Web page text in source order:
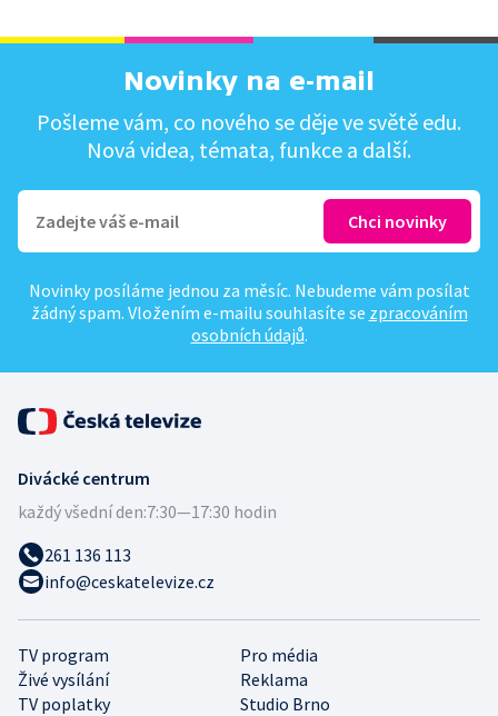
Novinky na e-mail
Pošleme vám, co nového se děje ve světě edu.
Nová videa, témata, funkce a další.
Novinky posíláme jednou za měsíc. Nebudeme vám posílat
žádný spam. Vložením e-mailu souhlasíte se zpracováním
osobních údajů.